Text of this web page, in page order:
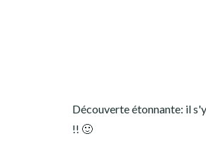
Découverte étonnante: il
!! 🙂